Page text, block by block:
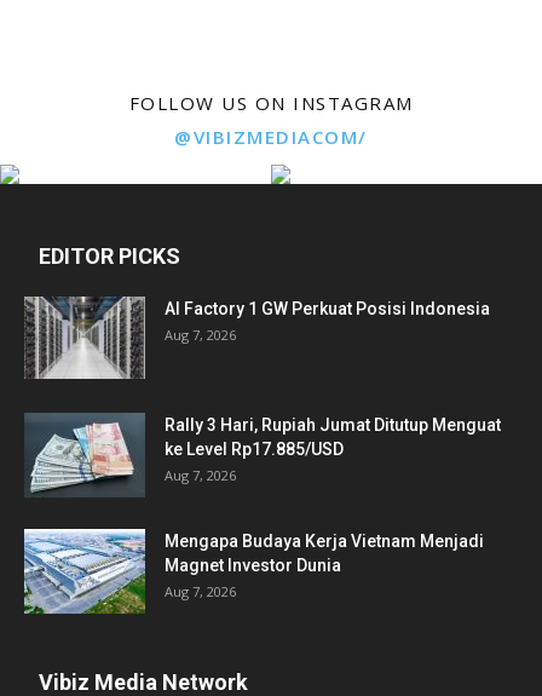
FOLLOW US ON INSTAGRAM
@VIBIZMEDIACOM/
EDITOR PICKS
AI Factory 1 GW Perkuat Posisi Indonesia
Aug 7, 2026
Rally 3 Hari, Rupiah Jumat Ditutup Menguat
ke Level Rp17.885/USD
Aug 7, 2026
Mengapa Budaya Kerja Vietnam Menjadi
Magnet Investor Dunia
Aug 7, 2026
Vibiz Media Network